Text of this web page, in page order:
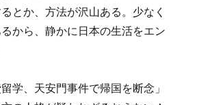
とか、方法が沢山ある。少なく
から、静かに日本の生活をエン
学、天安門事件で帰国を断念」